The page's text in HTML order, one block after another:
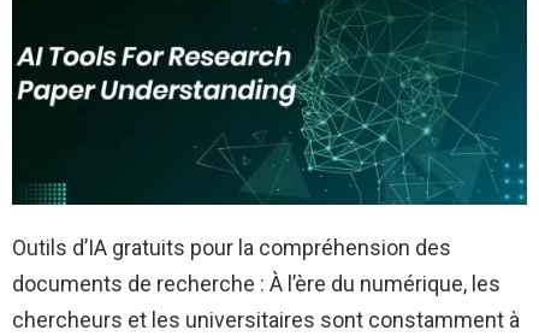
Outils d’IA gratuits pour la compréhension des
documents de recherche : À l’ère du numérique, les
chercheurs et les universitaires sont constamment à